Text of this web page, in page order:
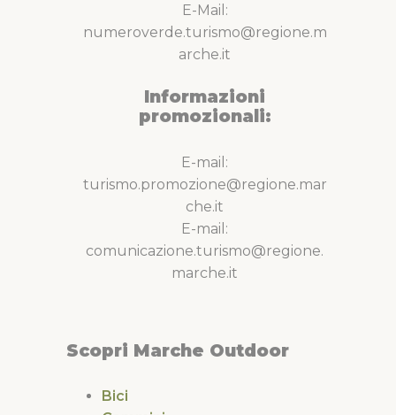
E-Mail:
numeroverde.turismo@regione.m
arche.it
Informazioni
promozionali:
E-mail:
turismo.promozione@regione.mar
che.it
E-mail:
comunicazione.turismo@regione.
marche.it
Scopri Marche Outdoor
Bici